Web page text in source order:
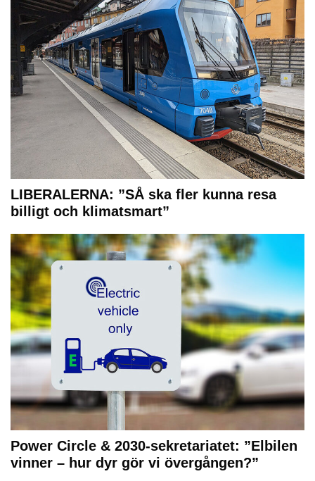
LIBERALERNA: ”SÅ ska fler kunna resa
billigt och klimatsmart”
Power Circle & 2030-sekretariatet: ”Elbilen
vinner – hur dyr gör vi övergången?”